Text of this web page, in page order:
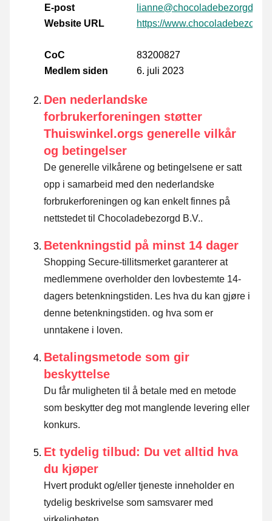
E-post
lianne@chocoladebezorgd.nl
Website URL
https://
CoC
83200827
Medlem siden
6. juli 2023
Den nederlandske
forbrukerforeningen støtter
Thuiswinkel.orgs generelle vilkår
og betingelser
De generelle vilkårene og betingelsene er satt
opp i samarbeid med den nederlandske
forbrukerforeningen og kan enkelt finnes på
nettstedet til Chocoladebezorgd B.V..
Betenkningstid på minst 14 dager
Shopping Secure-tillitsmerket garanterer at
medlemmene overholder den lovbestemte 14-
dagers betenkningstiden. Les hva du kan gjøre i
denne betenkningstiden. og hva som er
unntakene i loven.
Betalingsmetode som gir
beskyttelse
Du får muligheten til å betale med en metode
som beskytter deg mot manglende levering eller
konkurs.
Et tydelig tilbud: Du vet alltid hva
du kjøper
Hvert produkt og/eller tjeneste inneholder en
tydelig beskrivelse som samsvarer med